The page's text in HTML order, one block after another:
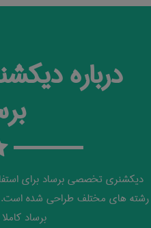
درباره
دیکشنری تخصصی برساد برای
رشته های مختلف طراحی شده
برساد